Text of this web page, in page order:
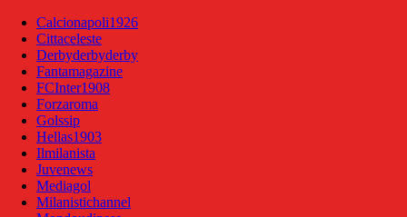
Calcionapoli1926
Cittaceleste
Derbyderbyderby
Fantamagazine
FCInter1908
Forzaroma
Golssip
Hellas1903
Ilmilanista
Juvenews
Mediagol
Milanistichannel